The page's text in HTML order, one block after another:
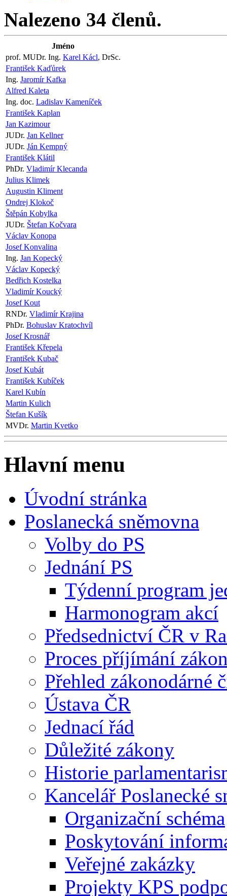
Nalezeno 34 členů.
Jméno
prof. MUDr. Ing. Karel Kácl, DrSc.
František Kaďůrek
Ing. Jaromír Kafka
Alfred Kaleta
Ing. doc. Ladislav Kameníček
František Kaplan
Jan Kazimour
JUDr. Jan Kellner
JUDr. Ján Kempný
František Klátil
PhDr. Vladimír Klecanda
Julius Klimek
Augustin Kliment
Ondrej Klokoč
Štěpán Kobylka
JUDr. Štefan Kočvara
Václav Konopa
Josef Konvalina
Ing. Jan Kopecký
Václav Kopecký
Bedřich Kostelka
Vladimír Koucký
Josef Kout
RNDr. Vladimír Krajina
PhDr. Bohuslav Kratochvíl
Josef Krosnář
František Křepela
František Kubač
Josef Kubát
František Kubíček
Karel Kubín
Martin Kulich
Štefan Kušík
MVDr. Martin Kvetko
Hlavní menu
Úvodní stránka
Poslanecká sněmovna
Volby do PS
Jednání PS
Týdenní program
Harmonogram akcí
Předsednictví ČR v
Proces příjímání
Přehled zákonodárné
Ústava ČR
Jednací řád
Důležité zákony
Historie
Kancelář Poslanecké
Organizační schéma
Poskytování
Veřejné zakázky
Projekty KPS